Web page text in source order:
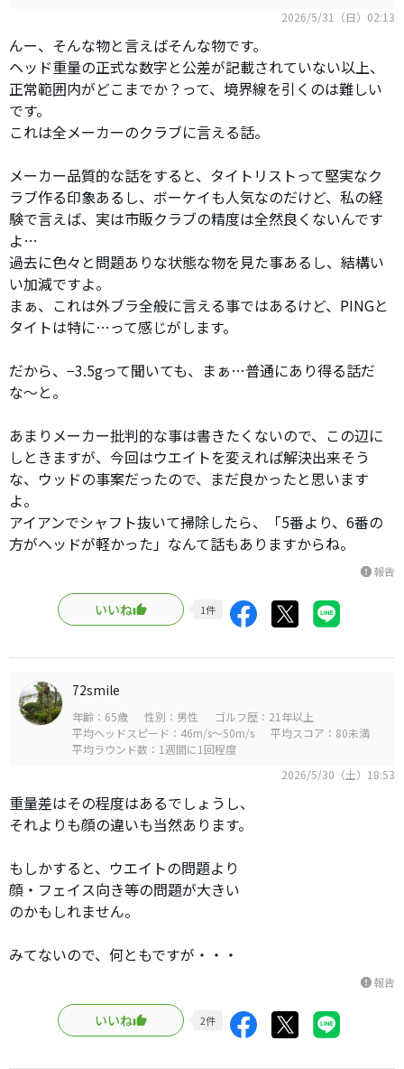
2026/5/31（日）02:13
んー、そんな物と言えばそんな物です。
ヘッド重量の正式な数字と公差が記載されていない以上、
正常範囲内がどこまでか？って、境界線を引くのは難しい
です。
これは全メーカーのクラブに言える話。
メーカー品質的な話をすると、タイトリストって堅実なク
ラブ作る印象あるし、ボーケイも人気なのだけど、私の経
験で言えば、実は市販クラブの精度は全然良くないんです
よ…
過去に色々と問題ありな状態な物を見た事あるし、結構い
い加減ですよ。
まぁ、これは外ブラ全般に言える事ではあるけど、PINGと
タイトは特に…って感じがします。
だから、−3.5gって聞いても、まぁ…普通にあり得る話だ
な〜と。
あまりメーカー批判的な事は書きたくないので、この辺に
しときますが、今回はウエイトを変えれば解決出来そう
な、ウッドの事案だったので、まだ良かったと思います
よ。
アイアンでシャフト抜いて掃除したら、「5番より、6番の
方がヘッドが軽かった」なんて話もありますからね。
report報告
いいね 1件
72smile
年齢：65歳 性別：男性
ゴルフ歴：21年以上
平均ヘッドスピード：46m/s～50m/s
平均スコア：80未満
平均ラウンド数：1週間に1回程度
2026/5/30（土）18:53
重量差はその程度はあるでしょうし、
それよりも顔の違いも当然あります。
もしかすると、ウエイトの問題より
顔・フェイス向き等の問題が大きい
のかもしれません。
みてないので、何ともですが・・・
report報告
いいね 2件